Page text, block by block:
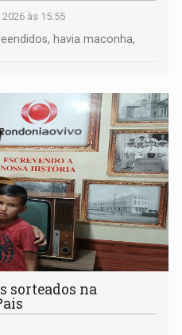
às 15:55
havia maconha,
sorteados na